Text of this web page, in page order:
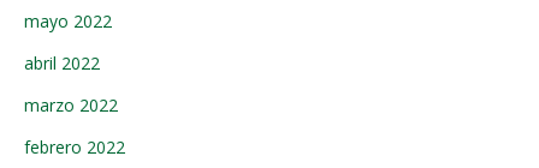
mayo 2022
abril 2022
marzo 2022
febrero 2022